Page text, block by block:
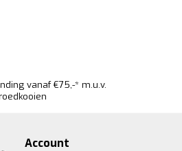
vanaf €75,-* m.u.v.
Account